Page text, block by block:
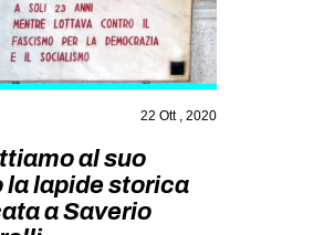
DEGENERAZIONE
GAZA FREESTYLE
CSOA LAMBRETTA
STUDENTI TSUNAMI
ZAM
22 Ott , 2020
al suo
la lapide storica
a Saverio